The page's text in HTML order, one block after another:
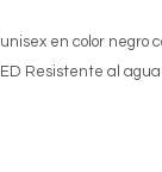
en color
Resistente al